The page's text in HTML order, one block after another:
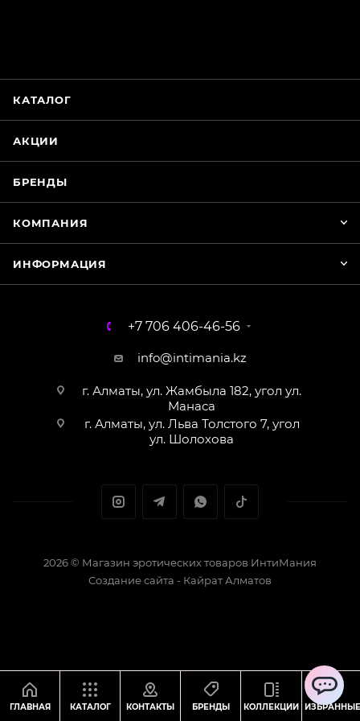
КАТАЛОГ
АКЦИИ
БРЕНДЫ
КОМПАНИЯ
ИНФОРМАЦИЯ
+7 706 406-46-56
info@intimania.kz
г. Алматы, ул. Жамбыла 182, угол ул.
Манаса
г. Алматы, ул. Льва Толстого 7, угол
ул. Шолохова
2026 © Магазин эротических товаров ИнтиМания
Создание сайта - Кайрат Алматов
ГЛАВНАЯ КАТАЛОГ КОНТАКТЫ БРЕНДЫ КОЛЛЕКЦИИ ИЗБРАННЫЕ
Магазин Интимания
Нажмите на кнопку ниже для связи с нами
ChatApp